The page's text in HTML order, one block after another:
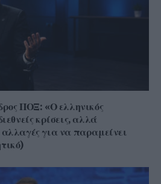
ΠΟΞ: «Ο ελληνικός
κρίσεις, αλλά
αλλαγές για να παραμείνει